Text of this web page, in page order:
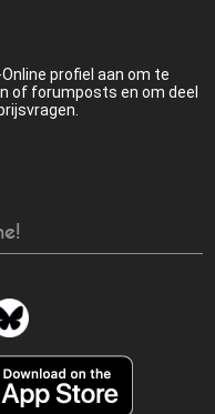
profiel aan om te
of forumposts en om deel